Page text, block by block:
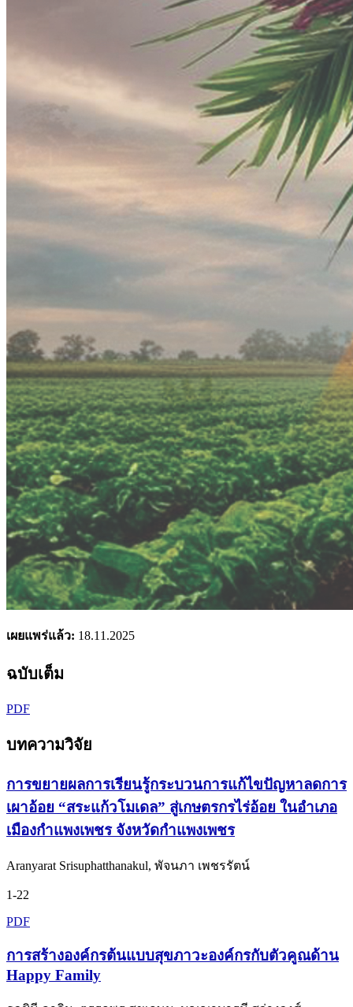
เผยแพร่แล้ว: 18.11.2025
ฉบับเต็ม
PDF
บทความวิจัย
การขยายผลการเรียนรู้กระบวนการแก้ไขปัญหาลดการ
เผาอ้อย “สระแก้วโมเดล” สู่เกษตรกรไร่อ้อย ในอำเภอ
เมืองกำแพงเพชร จังหวัดกำแพงเพชร
Aranyarat Srisuphatthanakul, พัจนภา เพชรรัตน์
1-22
PDF
การสร้างองค์กรต้นแบบสุขภาวะองค์กรกับตัวคูณด้าน
Happy Family